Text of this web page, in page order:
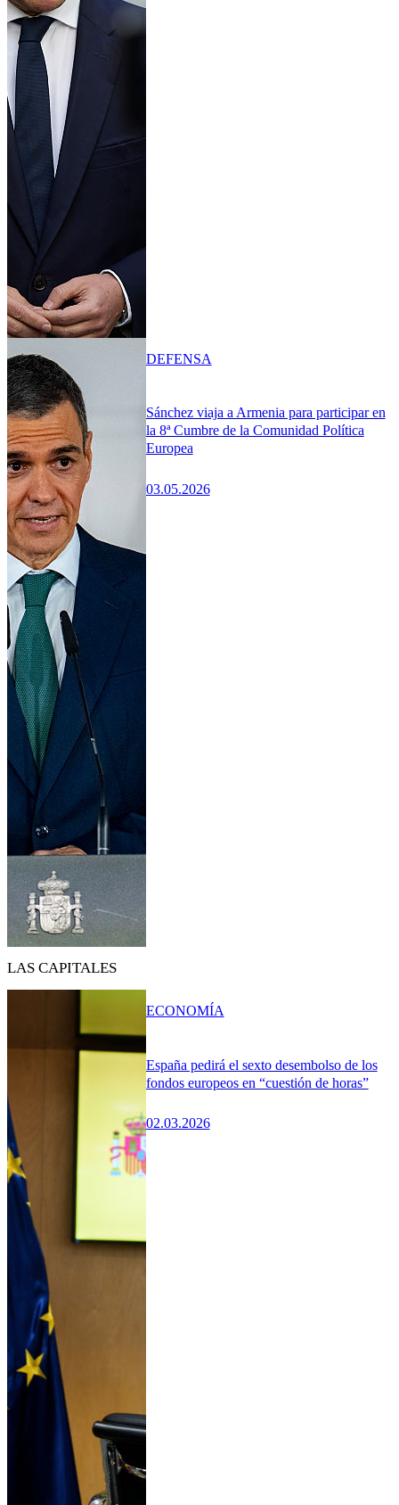
Sánchez viaja a Armenia para participar en
la 8ª Cumbre de la Comunidad Política
Europea
03.05.2026
DEFENSA
LAS CAPITALES
España pedirá el sexto desembolso de los
fondos europeos en “cuestión de horas”
02.03.2026
ECONOMÍA